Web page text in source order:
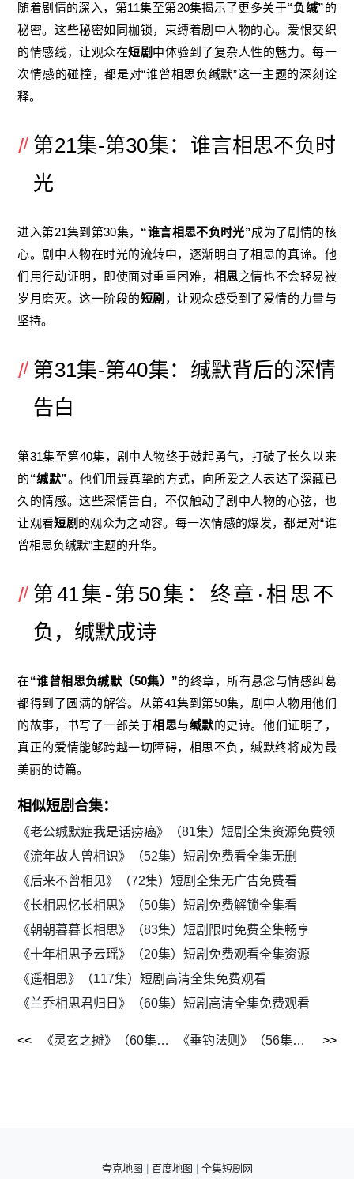
随着剧情的深入，第11集至第20集揭示了更多关于“负缄”的
秘密。这些秘密如同枷锁，束缚着剧中人物的心。爱恨交织
的情感线，让观众在短剧 中体验到了复杂人性的魅力。每一
次情感的碰撞，都是对“谁曾相思负缄默”这一主题的深刻诠
释。
第21集-第30集：谁言相思不负时
光
进入第21集到第30集， “谁言相思不负时光”成为了剧情的核
心。剧中人物在时光的流转中，逐渐明白了相思的真谛。他
们用行动证明，即使面对重重困难， 相思之情也不会轻易被
岁月磨灭。这一阶段的短剧 ，让观众感受到了爱情的力量与
坚持。
第31集-第40集：缄默背后的深情
告白
第31集至第40集，剧中人物终于鼓起勇气，打破了长久以来
的“缄默”。他们用最真挚的方式，向所爱之人表达了深藏已
久的情感。这些深情告白，不仅触动了剧中人物的心弦，也
让观看短剧 的观众为之动容。每一次情感的爆发，都是对“谁
曾相思负缄默”主题的升华。
第41集-第50集：终章·相思不
负，缄默成诗
在“谁曾相思负缄默（50集）”的终章，所有悬念与情感纠葛
都得到了圆满的解答。从第41集到第50集，剧中人物用他们
的故事，书写了一部关于相思与缄默的史诗。他们证明了，
真正的爱情能够跨越一切障碍，相思不负，缄默终将成为最
美丽的诗篇。
相似短剧合集：
《老公缄默症我是话痨癌》（81集）短剧全集资源免费领
《流年故人曾相识》（52集）短剧免费看全集无删
《后来不曾相见》（72集）短剧全集无广告免费看
《长相思忆长相思》（50集）短剧免费解锁全集看
《朝朝暮暮长相思》（83集）短剧限时免费全集畅享
《十年相思予云瑶》（20集）短剧免费观看全集资源
《遥相思》（117集）短剧高清全集免费观看
《兰乔相思君归日》（60集）短剧高清全集免费观看
《灵玄之摊》（60集）短剧限时免费抢先看全集 《垂钓法则》（56集）短剧全网首发免费全集
夸克地图 百度地图 全集短剧网